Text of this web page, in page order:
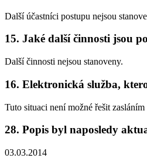
Další účastníci postupu nejsou
15. Jaké další činnosti jsou
Další činnosti nejsou stanoveny.
16. Elektronická služba,
Tuto situaci není možné řešit
28. Popis byl naposledy
03.03.2014